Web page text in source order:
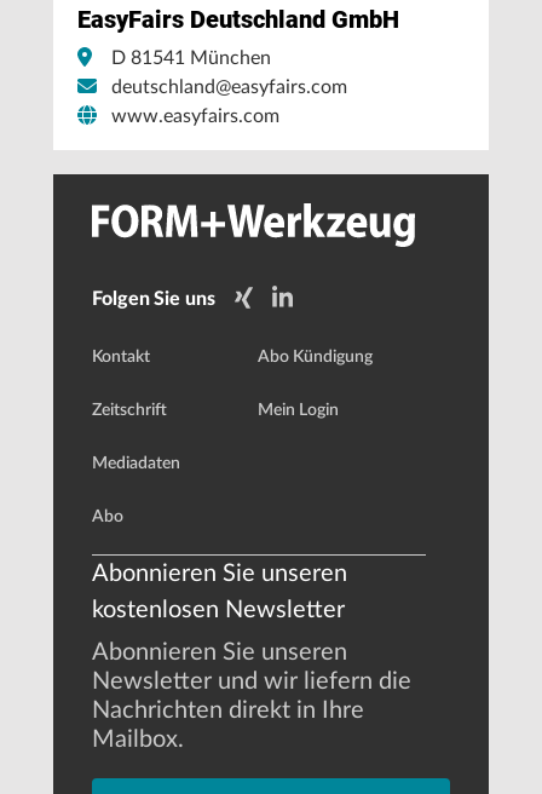
EasyFairs Deutschland GmbH
D 81541 München
deutschland@easyfairs.com
www.easyfairs.com
Folgen Sie uns
Kontakt
Zeitschrift
Mediadaten
Abo
Abo Kündigung
Mein Login
Abonnieren Sie unseren
kostenlosen Newsletter
Abonnieren Sie unseren
Newsletter und wir liefern die
Nachrichten direkt in Ihre
Mailbox.